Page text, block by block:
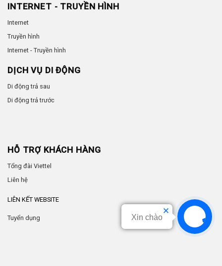
INTERNET - TRUYỀN HÌNH
Internet
Truyền hình
Internet - Truyền hình
DỊCH VỤ DI ĐỘNG
Di động trả sau
Di động trả trước
HỖ TRỢ KHÁCH HÀNG
Tổng đài Viettel
Liên hệ
LIÊN KẾT WEBSITE
Tuyển dụng Xin chào